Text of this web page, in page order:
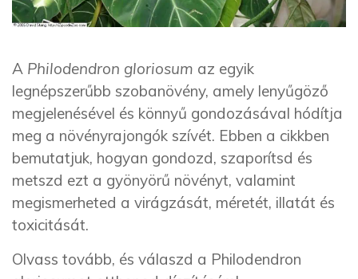
A Philodendron gloriosum az egyik
legnépszerűbb szobanövény, amely lenyűgöző
megjelenésével és könnyű gondozásával hódítja
meg a növényrajongók szívét. Ebben a cikkben
bemutatjuk, hogyan gondozd, szaporítsd és
metszd ezt a gyönyörű növényt, valamint
megismerheted a virágzását, méretét, illatát és
toxicitását.
Olvass tovább, és válaszd a Philodendron